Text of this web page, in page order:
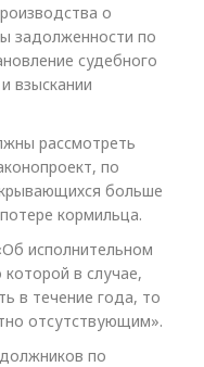
о
задолженности по
судебного
взыскании
рассмотреть
по
больше
кормильца.
исполнительном
в случае,
в течение года, то
отсутствующим».
по